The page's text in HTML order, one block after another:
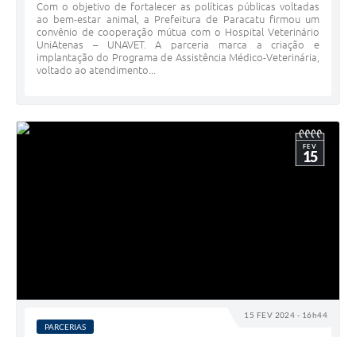
Com o objetivo de fortalecer as políticas públicas voltadas
ao bem-estar animal, a Prefeitura de Paracatu firmou um
convênio de cooperação mútua com o Hospital Veterinário
UniAtenas – UNAVET. A parceria marca a criação e
implantação do Programa de Assistência Médico-Veterinária,
voltado ao atendimento...
15 FEV 2024 - 16h44
FEV
15
PARCERIAS